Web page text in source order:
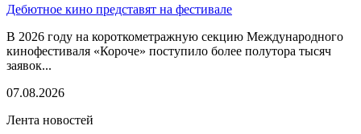
Дебютное кино представят на фестивале
В 2026 году на короткометражную секцию Международного
кинофестиваля «Короче» поступило более полутора тысяч
заявок...
07.08.2026
Лента новостей